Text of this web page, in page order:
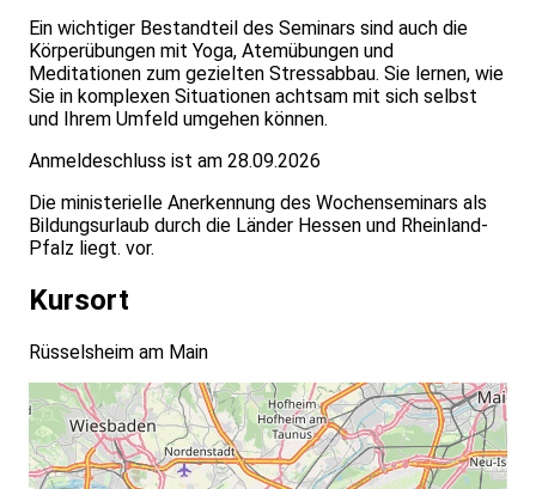
Ein wichtiger Bestandteil des Seminars sind auch die
Körperübungen mit Yoga, Atemübungen und
Meditationen zum gezielten Stressabbau. Sie lernen, wie
Sie in komplexen Situationen achtsam mit sich selbst
und Ihrem Umfeld umgehen können.
Anmeldeschluss ist am 28.09.2026
Die ministerielle Anerkennung des Wochenseminars als
Bildungsurlaub durch die Länder Hessen und Rheinland-
Pfalz liegt. vor.
Kursort
Rüsselsheim am Main